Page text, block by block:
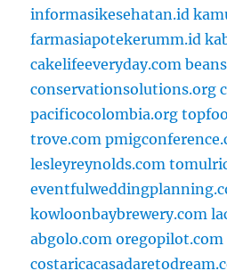
informasikesehatan.id
farmasiapotekerumm.id
cakelifeeveryday.com
conservationsolutions.org
pacificocolombia.org
trove.com
lesleyreynolds.com
kowloonbaybrewery.com
abgolo.com oregopilot.com